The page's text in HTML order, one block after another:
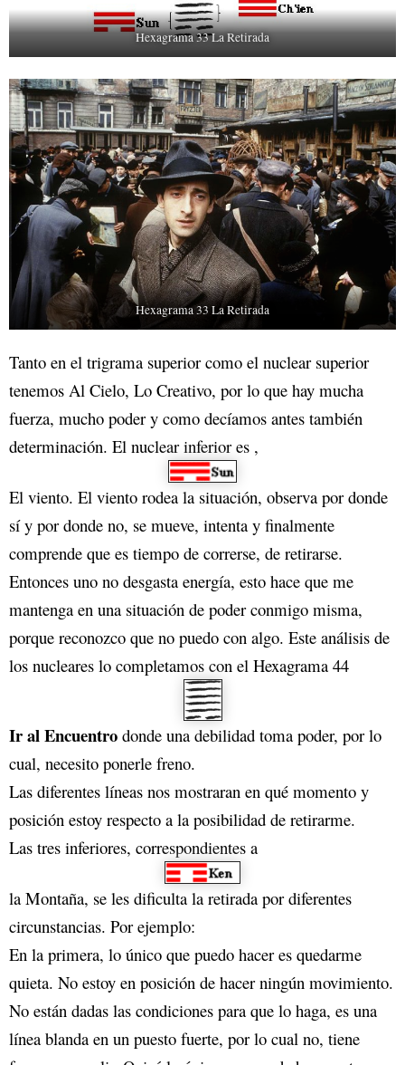
Hexagrama 33 La Retirada
Hexagrama 33 La Retirada
Tanto en el trigrama superior como el nuclear superior
tenemos Al Cielo, Lo Creativo, por lo que hay mucha
fuerza, mucho poder y como decíamos antes también
determinación. El nuclear inferior es ,
El viento. El viento rodea la situación, observa por donde
sí y por donde no, se mueve, intenta y finalmente
comprende que es tiempo de correrse, de retirarse.
Entonces uno no desgasta energía, esto hace que me
mantenga en una situación de poder conmigo misma,
porque reconozco que no puedo con algo. Este análisis de
los nucleares lo completamos con el Hexagrama 44
Ir al Encuentro donde una debilidad toma poder, por lo
cual, necesito ponerle freno.
Las diferentes líneas nos mostraran en qué momento y
posición estoy respecto a la posibilidad de retirarme.
Las tres inferiores, correspondientes a
la Montaña, se les dificulta la retirada por diferentes
circunstancias. Por ejemplo:
En la primera, lo único que puedo hacer es quedarme
quieta. No estoy en posición de hacer ningún movimiento.
No están dadas las condiciones para que lo haga, es una
línea blanda en un puesto fuerte, por lo cual no, tiene